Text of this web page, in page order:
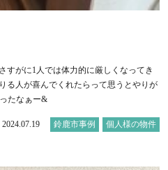
すがに1人では体力的に厳しくなってき
る人が喜んでくれたらって思うとやりが
たなぁー&
2024.07.19 鈴鹿市事例 個人様の物件